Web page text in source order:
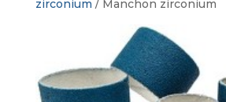
zirconium / Manchon zirconium